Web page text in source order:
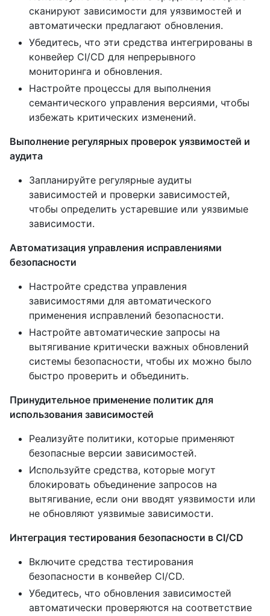
сканируют зависимости для уязвимостей и
автоматически предлагают обновления.
Убедитесь, что эти средства интегрированы в
конвейер CI/CD для непрерывного
мониторинга и обновления.
Настройте процессы для выполнения
семантического управления версиями, чтобы
избежать критических изменений.
Выполнение регулярных проверок уязвимостей и
аудита
Запланируйте регулярные аудиты
зависимостей и проверки зависимостей,
чтобы определить устаревшие или уязвимые
зависимости.
Автоматизация управления исправлениями
безопасности
Настройте средства управления
зависимостями для автоматического
применения исправлений безопасности.
Настройте автоматические запросы на
вытягивание критически важных обновлений
системы безопасности, чтобы их можно было
быстро проверить и объединить.
Принудительное применение политик для
использования зависимостей
Реализуйте политики, которые применяют
безопасные версии зависимостей.
Используйте средства, которые могут
блокировать объединение запросов на
вытягивание, если они вводят уязвимости или
не обновляют уязвимые зависимости.
Интеграция тестирования безопасности в CI/CD
Включите средства тестирования
безопасности в конвейер CI/CD.
Убедитесь, что обновления зависимостей
автоматически проверяются на соответствие